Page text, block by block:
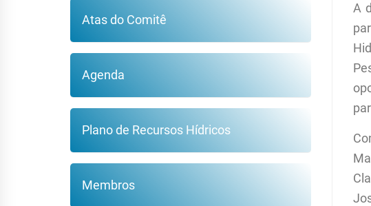
A
Atas do Comitê
Agenda
Plano de Recursos Hídricos
Membros